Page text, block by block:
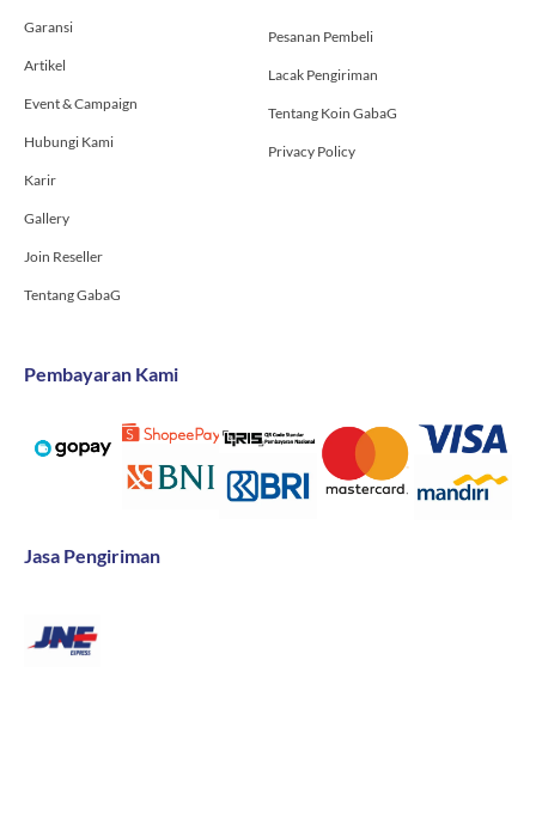
f
Garansi
Artikel
Event & Campaign
Hubungi Kami
Karir
Gallery
Join Reseller
Tentang GabaG
Pesanan Pembeli
Lacak Pengiriman
Tentang Koin GabaG
Privacy Policy
Pembayaran Kami
Jasa Pengiriman